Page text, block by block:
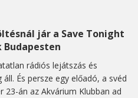
jár a Save Tonight
rádiós lejátszás és
És persze egy előadó, a svéd
23-án az Akvárium Klubban ad